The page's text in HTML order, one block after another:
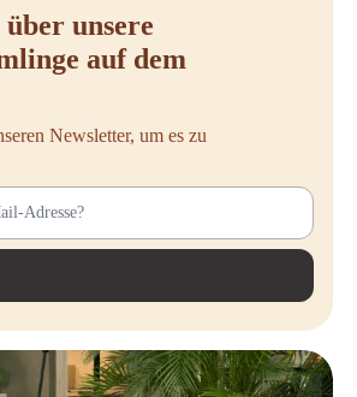
unsere
auf dem
Newsletter, um es zu